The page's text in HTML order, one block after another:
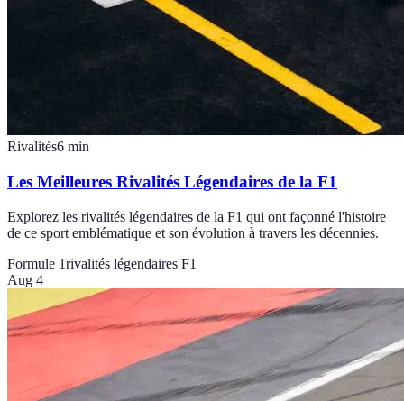
Rivalités6 min
Les Meilleures Rivalités Légendaires de la F1
Explorez les rivalités légendaires de la F1 qui ont façonné l'histoire
de ce sport emblématique et son évolution à travers les décennies.
Formule 1rivalités légendaires F1
Aug 4